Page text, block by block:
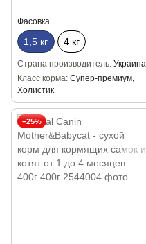
Фасовка
1,5 кг 4 кг
Страна производитель Украина
Класс корма Супер-премиум,
Холистик
−25%